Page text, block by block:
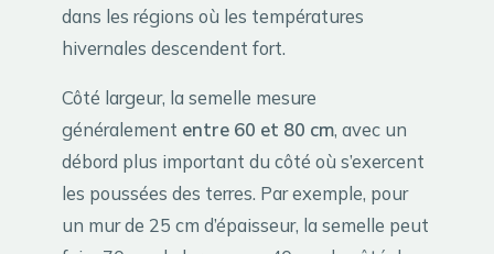
dans les régions où les températures
hivernales descendent fort.
Côté largeur, la semelle mesure
généralement entre 60 et 80 cm, avec un
débord plus important du côté où s’exercent
les poussées des terres. Par exemple, pour
un mur de 25 cm d’épaisseur, la semelle peut